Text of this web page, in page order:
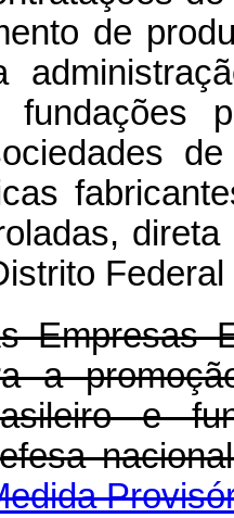
de
fundações
Empresas
a
e